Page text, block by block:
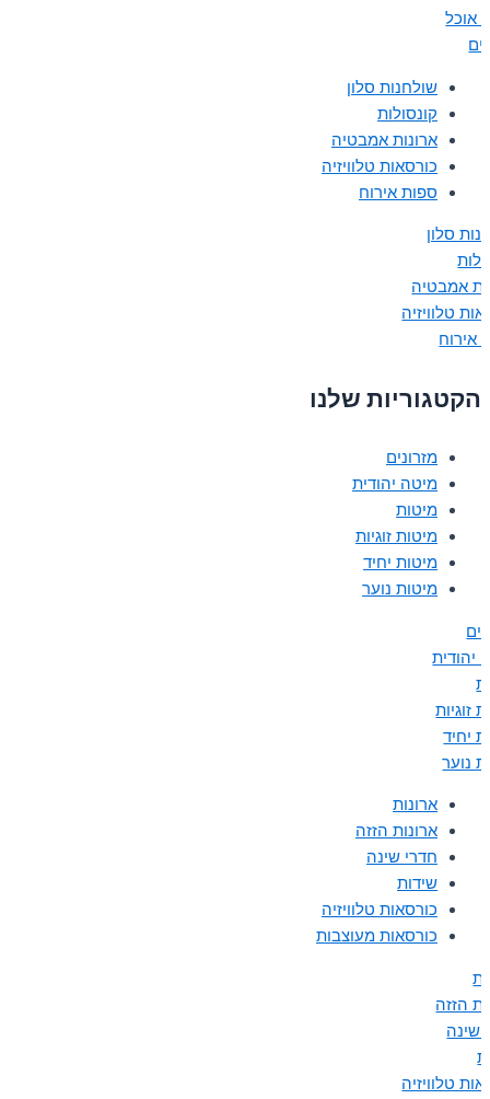
אוכל
שולחנות סלון
קונסולות
ארונות אמבטיה
כורסאות טלוויזיה
ספות אירוח
סלון
אמבטיה
טלוויזיה
אירוח
הקטגוריות שלנו
מזרונים
מיטה יהודית
מיטות
מיטות זוגיות
מיטות יחיד
מיטות נוער
יהודית
זוגיות
יחיד
נוער
ארונות
ארונות הזזה
חדרי שינה
שידות
כורסאות טלוויזיה
כורסאות מעוצבות
הזזה
שינה
טלוויזיה